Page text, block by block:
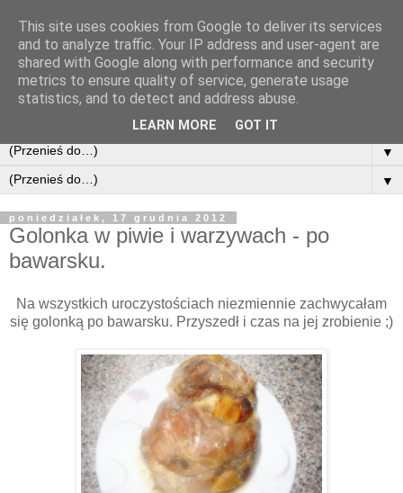
▼
▼
poniedziałek, 17 grudnia 2012
Golonka w piwie i warzywach - po
bawarsku.
Na wszystkich uroczystościach niezmiennie zachwycałam
się golonką po bawarsku. Przyszedł i czas na jej zrobienie ;)
This site uses cookies from Google to deliver its services
and to analyze traffic. Your IP address and user-agent are
shared with Google along with performance and security
metrics to ensure quality of service, generate usage
statistics, and to detect and address abuse.
LEARN MORE GOT IT